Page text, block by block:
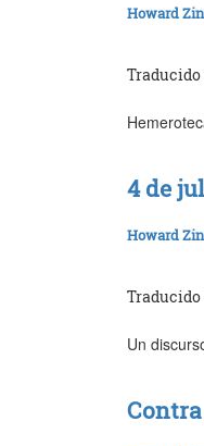
Howard
Traducido
4 de
Howard
Traducido
Un